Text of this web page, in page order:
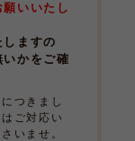
願いいたし
ますの
かをご確
つきまし
ご対応い
いませ。